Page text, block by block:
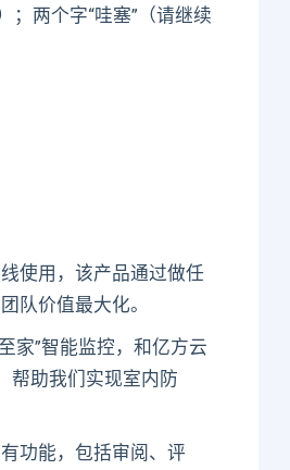
；两个字“哇塞”（请继续
使用，该产品通过做任
队价值最大化。
家”智能监控，和亿方云
帮助我们实现室内防
功能，包括审阅、评